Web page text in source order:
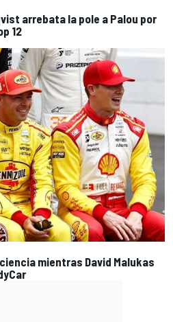
arrebata la pole a Palou por
12
mientras David Malukas